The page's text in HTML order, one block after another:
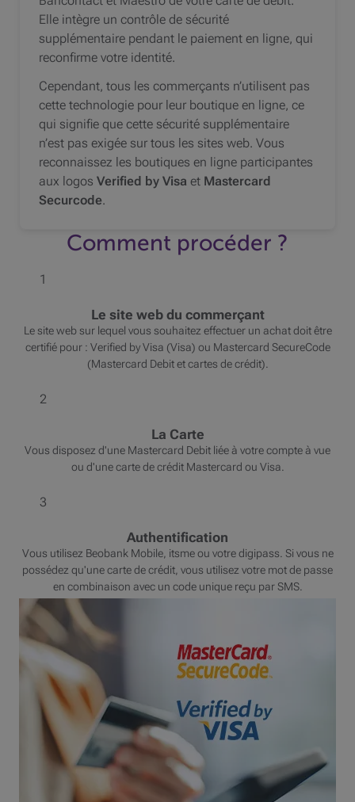
Elle intègre un contrôle de sécurité
supplémentaire pendant le paiement en ligne, qui
reconfirme votre identité.
Cependant, tous les commerçants n’utilisent pas
cette technologie pour leur boutique en ligne, ce
qui signifie que cette sécurité supplémentaire
n’est pas exigée sur tous les sites web. Vous
reconnaissez les boutiques en ligne participantes
aux logos Verified by Visa et Mastercard
Securcode.
Comment procéder ?
1
Le site web du commerçant
Le site web sur lequel vous souhaitez effectuer un achat doit être
certifié pour : Verified by Visa (Visa) ou Mastercard SecureCode
(Mastercard Debit et cartes de crédit).
2
La Carte
Vous disposez d'une Mastercard Debit liée à votre compte à vue
ou d'une carte de crédit Mastercard ou Visa.
3
Authentification
Vous utilisez Beobank Mobile, itsme ou votre digipass. Si vous ne
possédez qu'une carte de crédit, vous utilisez votre mot de passe
en combinaison avec un code unique reçu par SMS.